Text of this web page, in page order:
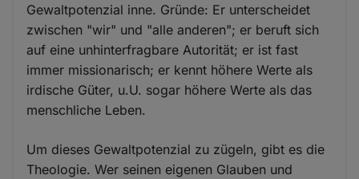
Gewaltpotenzial inne. Gründe: Er unterscheidet
zwischen "wir" und "alle anderen"; er beruft sich
auf eine unhinterfragbare Autorität; er ist fast
immer missionarisch; er kennt höhere Werte als
irdische Güter, u.U. sogar höhere Werte als das
menschliche Leben.
Um dieses Gewaltpotenzial zu zügeln, gibt es die
Theologie. Wer seinen eigenen Glauben und